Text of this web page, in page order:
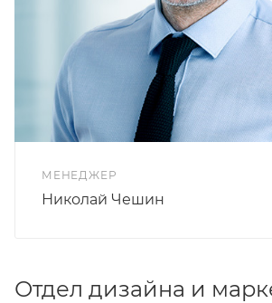
МЕНЕДЖЕР
Николай Чешин
Отдел дизайна и